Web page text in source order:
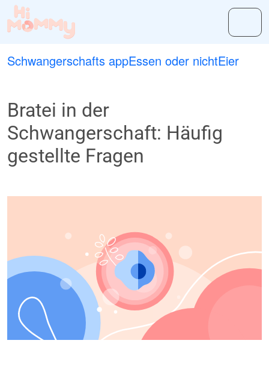
Schwangerschafts appEssen oder nichtEier
Bratei in der
Schwangerschaft: Häufig
gestellte Fragen